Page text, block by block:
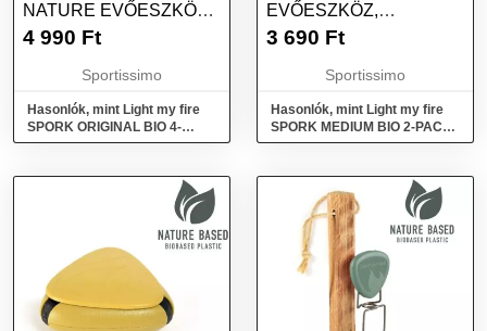
NATURE EVŐESZKÖZ,
SÖTÉTZÖLD, MÉRET
4 990 Ft
Sportissimo
Hasonlók, mint Light my fire
SPORK ORIGINAL BIO 4-
PACK NATURE Evőeszköz,
EVŐESZKÖZ,
NARANCSSÁRGA,
3 690 Ft
Sportissimo
Hasonlók, mint Light my fire
SPORK MEDIUM BIO 2-PACK
Evőeszköz, narancssárga,